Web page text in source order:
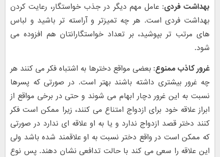
بهداشت فردی: عامل مهم دیگر در جذب خواستگار، رعایت کردن
بهداشت فردی است. هر چه تمیزتر و آراسته تر باشید و لباس
های مرتب تر بپوشید، بر تعداد خواستگارانتان هم افزوده می
شود.
غرور کاذب ممنوع: بعضی مواقع دخترها به اشتباه فکر می کنند هر
چه غرور بیشتری داشته باشند بهتر است. در صورتی که پسرها
نسبت به این غرور دچار ابهام می شوند و حتی در برخی مواقع از
ابراز علاقه خود برای ازدواج امتناع می کنند، زیرا ممکن است فکر
کنند دختر قصد ازدواج ندارد و یا به او علاقه ای ندارد در صورتی
که ممکن است در واقع دختر نسبت به او علاقمند شده باشد ولی
این علاقه را سعی می کند با حالت تدافعی نشان دهند. پس نوع